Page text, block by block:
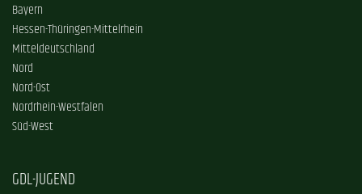
Bayern
Hessen-Thüringen-Mittelrhein
Mitteldeutschland
Nord
Nord-Ost
Nordrhein-Westfalen
Süd-West
GDL-JUGEND